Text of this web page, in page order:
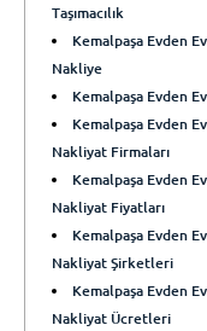
Taşımacılık
Kemalpaşa Evden
Nakliye
Kemalpaşa Evden
Kemalpaşa Evden
Nakliyat Firmaları
Kemalpaşa Evden
Nakliyat Fiyatları
Kemalpaşa Evden
Nakliyat Şirketleri
Kemalpaşa Evden
Nakliyat Ücretleri